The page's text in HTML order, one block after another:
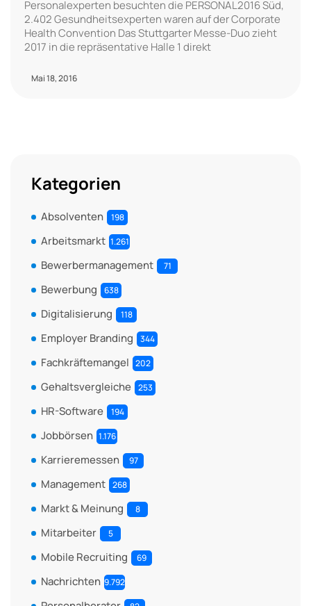
Personalexperten besuchten die PERSONAL2016 Süd,
2.402 Gesundheitsexperten waren auf der Corporate
Health Convention Das Stuttgarter Messe-Duo zieht
2017 in die repräsentative Halle 1 direkt
Mai 18, 2016
Kategorien
Absolventen 198
Arbeitsmarkt 1.261
Bewerbermanagement 71
Bewerbung 638
Digitalisierung 118
Employer Branding 344
Fachkräftemangel 202
Gehaltsvergleiche 253
HR-Software 194
Jobbörsen 1.176
Karrieremessen 97
Management 268
Markt & Meinung 8
Mitarbeiter 5
Mobile Recruiting 69
Nachrichten 9.792